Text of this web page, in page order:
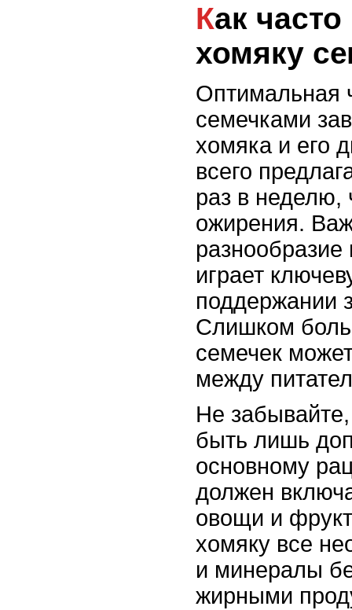
Как часто можно давать
хомяку
Оптимальная
семечками
хомяка и его
всего
раз в неделю,
ожирения.
разнообразие
играет
поддержании
Слишком
семечек
между
Не
быть лишь
основному
должен
овощи и
хомяку все
и минералы
жирными